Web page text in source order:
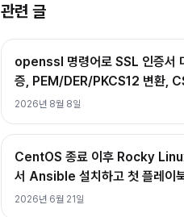
관련 글
openssl 명령어로 SSL 인증서
증, PEM/DER/PKCS12 변환,
2026년 8월 8일
CentOS 종료 이후 Rocky
서 Ansible 설치하고 첫 플레이
2026년 6월 21일